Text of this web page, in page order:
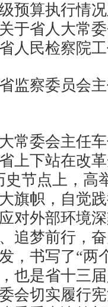
预算执行情
于省人大常
人民检察院
察委员会主
委会主任车
上下站在改
史节点上，高
旗帜，自觉
对外部环境
追梦前行，
，书写了“两
也是省十三
会切实履行